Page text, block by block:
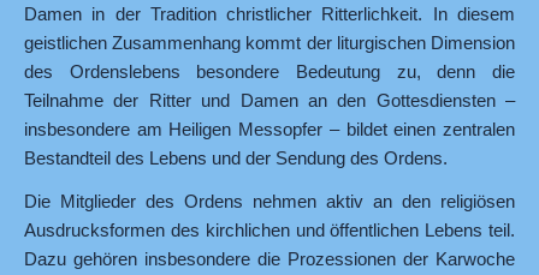
Damen in der Tradition christlicher Ritterlichkeit. In diesem
geistlichen Zusammenhang kommt der liturgischen Dimension
des Ordenslebens besondere Bedeutung zu, denn die
Teilnahme der Ritter und Damen an den Gottesdiensten –
insbesondere am Heiligen Messopfer – bildet einen zentralen
Bestandteil des Lebens und der Sendung des Ordens.
Die Mitglieder des Ordens nehmen aktiv an den religiösen
Ausdrucksformen des kirchlichen und öffentlichen Lebens teil.
Dazu gehören insbesondere die Prozessionen der Karwoche